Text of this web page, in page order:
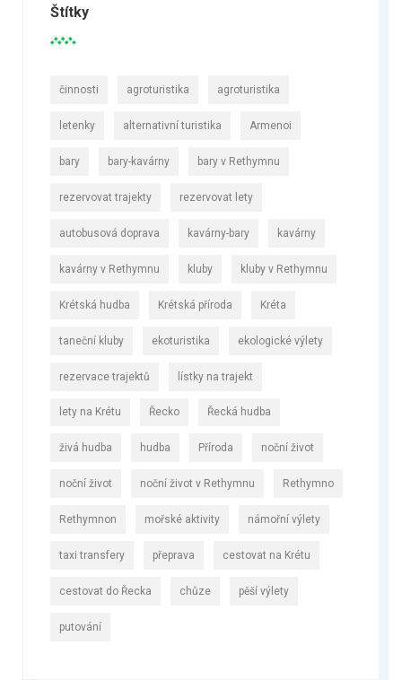
Štítky
činnosti agroturistika agroturistika
letenky alternativní turistika Armenoi
bary bary-kavárny bary v Rethymnu
rezervovat trajekty rezervovat lety
autobusová doprava kavárny-bary kavárny
kavárny v Rethymnu kluby kluby v Rethymnu
Krétská hudba Krétská příroda Kréta
taneční kluby ekoturistika ekologické výlety
rezervace trajektů lístky na trajekt
lety na Krétu Řecko Řecká hudba
živá hudba hudba Příroda noční život
noční život noční život v Rethymnu Rethymno
Rethymnon mořské aktivity námořní výlety
taxi transfery přeprava cestovat na Krétu
cestovat do Řecka chůze pěší výlety
putování